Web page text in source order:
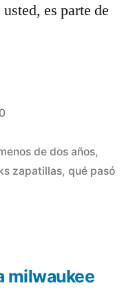
es parte de
de dos años,
zapatillas, qué pasó
milwaukee